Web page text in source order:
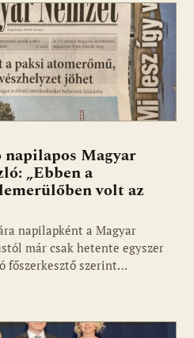
Magyar
„Ebben a
volt az
napilapként a Magyar
már csak hetente egyszer
főszerkesztő szerint…